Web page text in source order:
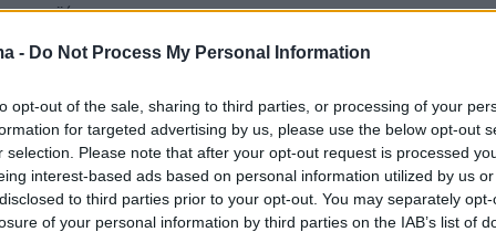
- Do Not Process My Personal Information
opt-out of the sale, sharing to third parties, or processing of your
for targeted advertising by us, please use the below opt-out
selection. Please note that after your opt-out request is processed
interest-based ads based on personal information utilized by us
to third parties prior to your opt-out. You may separately
of your personal information by third parties on the IAB’s list of
προϊόντων
CO2 σε Σιβηρία, ΗΠΑ
λόγω των πυρκαγιών
τα στοιχεία της ευρωπαϊκής Υπηρεσίας Κοπέρνικος για
της Ατμόσφαιρας